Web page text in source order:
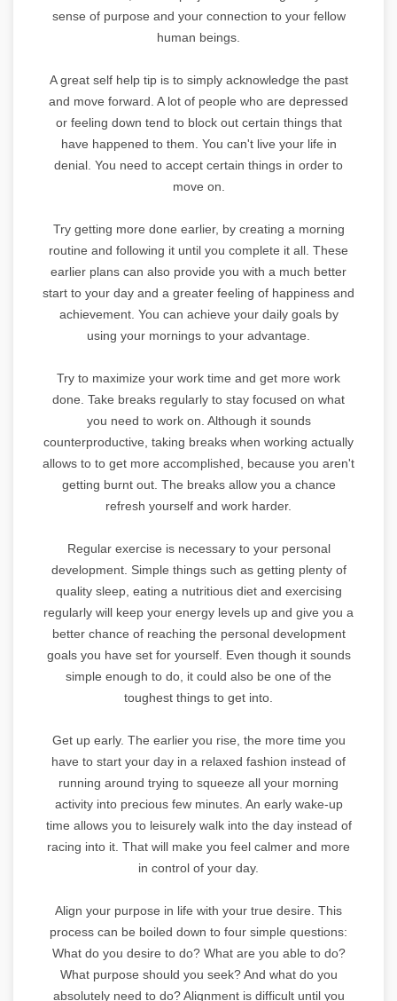
sense of purpose and your connection to your fellow
human beings.
A great self help tip is to simply acknowledge the past
and move forward. A lot of people who are depressed
or feeling down tend to block out certain things that
have happened to them. You can't live your life in
denial. You need to accept certain things in order to
move on.
Try getting more done earlier, by creating a morning
routine and following it until you complete it all. These
earlier plans can also provide you with a much better
start to your day and a greater feeling of happiness and
achievement. You can achieve your daily goals by
using your mornings to your advantage.
Try to maximize your work time and get more work
done. Take breaks regularly to stay focused on what
you need to work on. Although it sounds
counterproductive, taking breaks when working actually
allows to to get more accomplished, because you aren't
getting burnt out. The breaks allow you a chance
refresh yourself and work harder.
Regular exercise is necessary to your personal
development. Simple things such as getting plenty of
quality sleep, eating a nutritious diet and exercising
regularly will keep your energy levels up and give you a
better chance of reaching the personal development
goals you have set for yourself. Even though it sounds
simple enough to do, it could also be one of the
toughest things to get into.
Get up early. The earlier you rise, the more time you
have to start your day in a relaxed fashion instead of
running around trying to squeeze all your morning
activity into precious few minutes. An early wake-up
time allows you to leisurely walk into the day instead of
racing into it. That will make you feel calmer and more
in control of your day.
Align your purpose in life with your true desire. This
process can be boiled down to four simple questions:
What do you desire to do? What are you able to do?
What purpose should you seek? And what do you
absolutely need to do? Alignment is difficult until you